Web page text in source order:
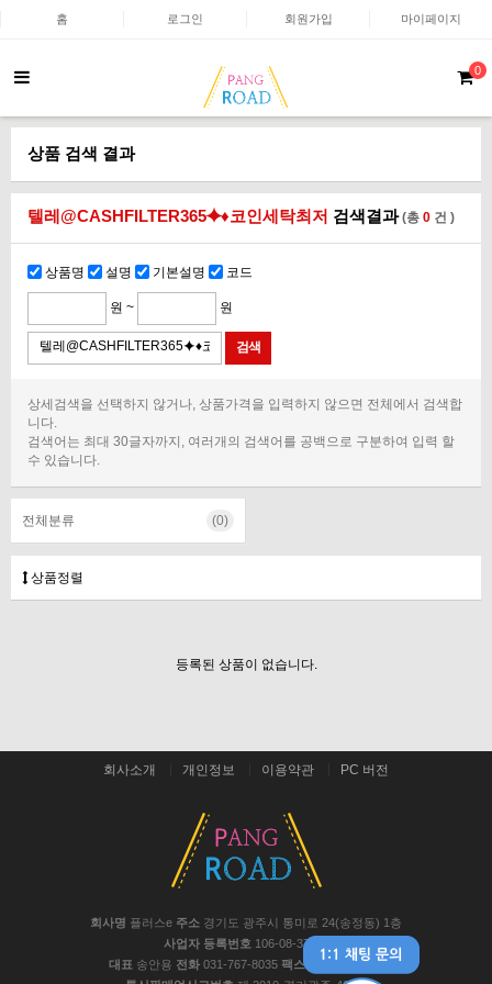
홈 로그인 회원가입 마이페이지
0
상품 검색 결과
텔레@CASHFILTER365⯌♦코인세탁최저 검색결과(총 0 건 )
상품명 설명 기본설명 코드
원 ~ 원
상세검색을 선택하지 않거나, 상품가격을 입력하지 않으면 전체에서 검색합
니다.
검색어는 최대 30글자까지, 여러개의 검색어를 공백으로 구분하여 입력 할
수 있습니다.
전체분류 (0)
상품정렬
등록된 상품이 없습니다.
회사소개 개인정보 이용약관 PC 버전
회사명 플러스e 주소 경기도 광주시 통미로 24(송정동) 1층
사업자 등록번호 106-08-37441
대표 송안용 전화 031-767-8035 팩스 031-767-8048